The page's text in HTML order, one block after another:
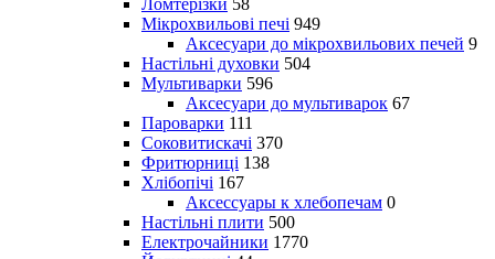
Ломтерізки 58
Мікрохвильові печі 949
Аксесуари до мікрохвильових печей 9
Настільні духовки 504
Мультиварки 596
Аксесуари до мультиварок 67
Пароварки 111
Соковитискачі 370
Фритюрниці 138
Хлібопічі 167
Аксессуары к хлебопечам 0
Настільні плити 500
Електрочайники 1770